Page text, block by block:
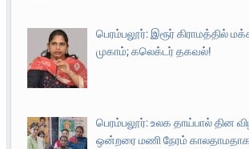
பெரம்பலூர்: இரூர் கிராமத்தில்
முகாம்; கலெக்டர் தகவல்!
பெரம்பலூர்: உலக தாய்பால் தின
ஒன்றரை மணி நேரம்